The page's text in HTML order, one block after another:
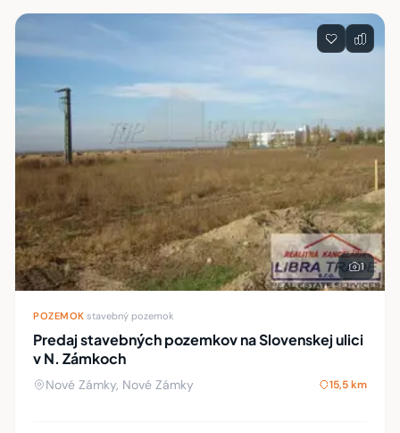
1
POZEMOK stavebný pozemok
Predaj stavebných pozemkov na Slovenskej ulici
v N. Zámkoch
Nové Zámky, Nové Zámky 15,5 km